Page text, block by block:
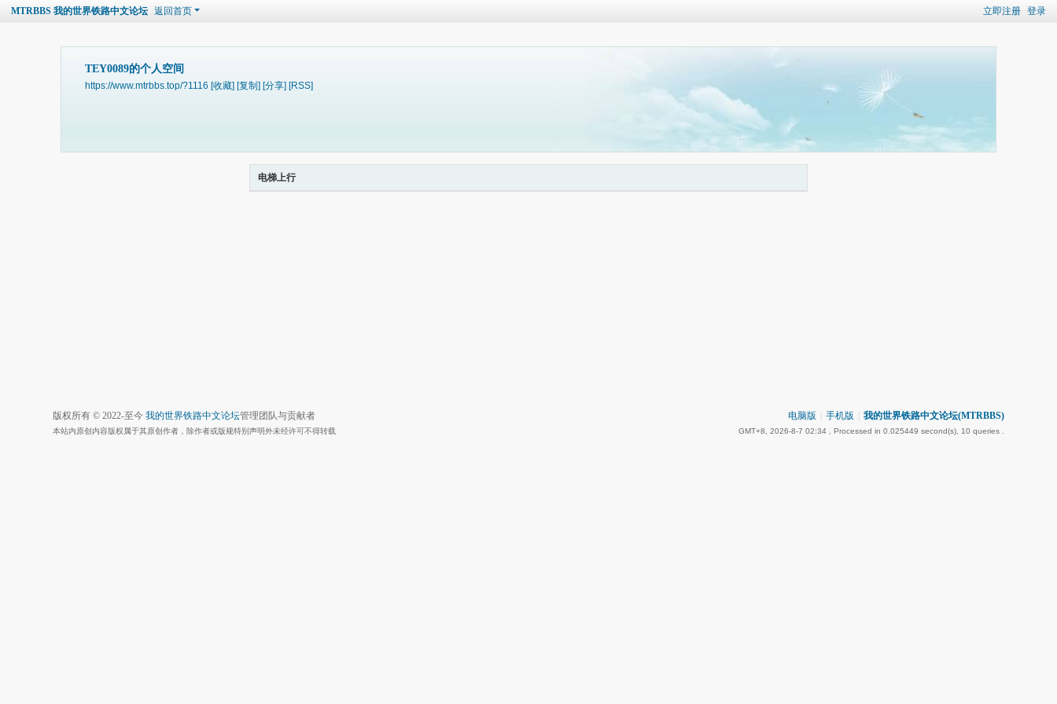
立即注册 登录
MTRBBS 我的世界铁路中文论坛 返回首页
TEY0089的个人空间
https://www.mtrbbs.top/?1116 [收藏] [复制] [分享] [RSS]
电梯上行
电脑版 手机版 我的世界铁路中文论坛(MTRBBS)
GMT+8, 2026-8-7 02:34 , Processed in 0.025449 second(s), 10 queries .
版权所有 © 2022-至今 我的世界铁路中文论坛管理团队与贡献者
本站内原创内容版权属于其原创作者，除作者或版规特别声明外未经许可不得转载